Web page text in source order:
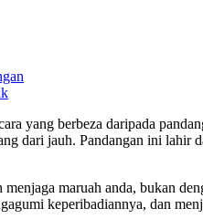
yang berbeza daripada
dari jauh. Pandangan ini
maruah anda, bukan
keperibadiannya, dan